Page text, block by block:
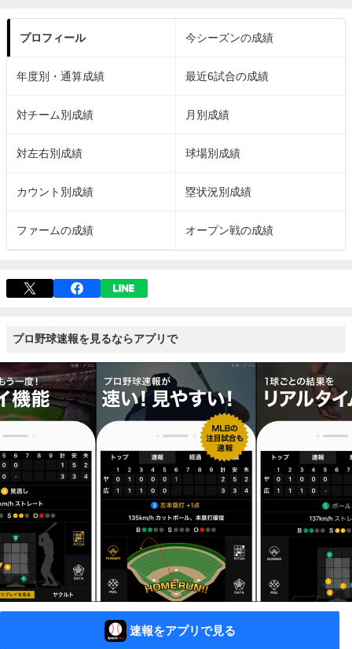
プロフィール 今シーズンの成績
年度別・通算成績 最近6試合の成績
対チーム別成績 月別成績
対左右別成績 球場別成績
カウント別成績 塁状況別成績
ファームの成績 オープン戦の成績
プロ野球速報を見るならアプリで
速報をアプリで見る